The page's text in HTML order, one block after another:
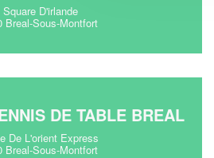
Square D'irlande
Breal-Sous-Montfort
DE TABLE BREAL
De L'orient Express
Breal-Sous-Montfort